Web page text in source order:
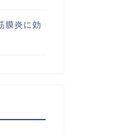
膜炎に効